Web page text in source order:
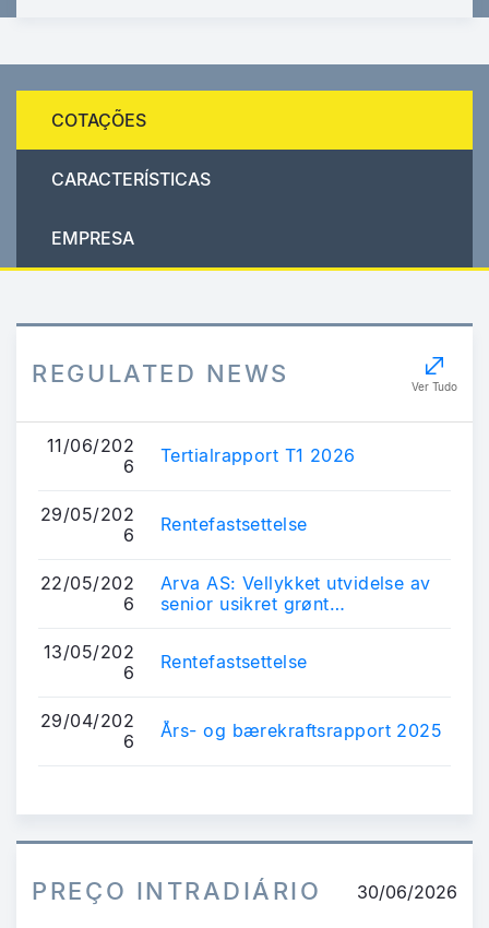
COTAÇÕES
CARACTERÍSTICAS
EMPRESA
REGULATED NEWS Ver Tudo
11/06/202
6
Tertialrapport T1 2026
29/05/202
6
Rentefastsettelse
22/05/202
6
Arva AS: Vellykket utvidelse av
senior usikret grønt
13/05/202
6
Rentefastsettelse
29/04/202
6
Års- og bærekraftsrapport 2025
PREÇO INTRADIÁRIO 30/06/2026